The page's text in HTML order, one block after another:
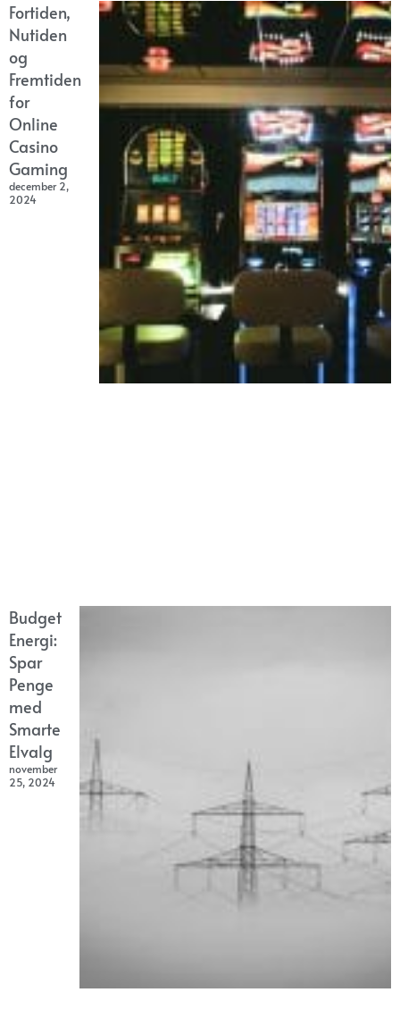
Fortiden,
Nutiden
og
Fremtiden
for
Online
Casino
Gaming
december 2,
2024
Budget
Energi:
Spar
Penge
med
Smarte
Elvalg
november
25, 2024